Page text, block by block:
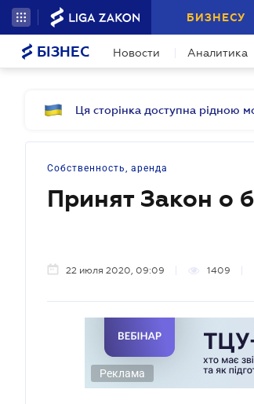
БИЗНЕСУ
БІЗНЕС Новости Аналитика
Ця сторінка доступна рідною
Собственность, аренда
Принят Закон о
22 июля 2020, 09:09 1409
Реклама